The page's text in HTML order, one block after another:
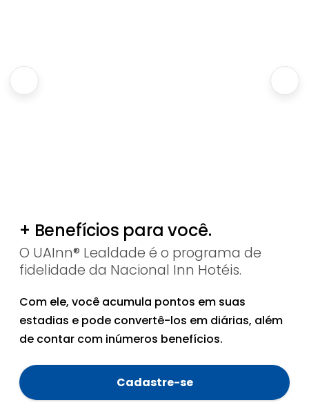
+ Benefícios para você.
O UAInn® Lealdade é o programa de
fidelidade da Nacional Inn Hotéis.
Com ele, você acumula pontos em suas
estadias e pode convertê-los em diárias, além
de contar com inúmeros benefícios.
Cadastre-se